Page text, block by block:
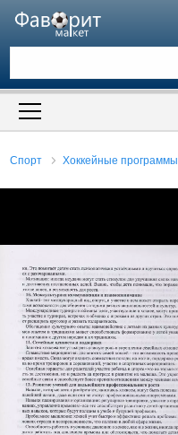
Искать также в описании
Спорт Хоккейные программы